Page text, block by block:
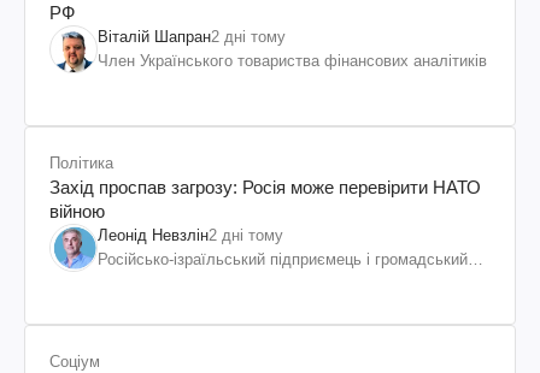
РФ
Віталій Шапран2 дні тому
Член Українського товариства фінансових аналітиків
Політика
Захід проспав загрозу: Росія може перевірити НАТО
війною
Леонід Невзлін2 дні тому
Російсько-ізраїльський підприємець і громадський
Соціум